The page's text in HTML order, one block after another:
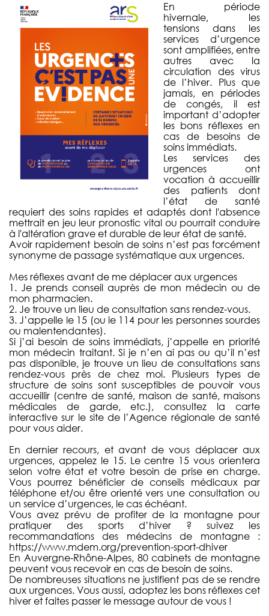
En période
hivernale, les
tensions dans les
services d’urgence
sont amplifiées, entre
autres avec la
circulation des virus
de l’hiver. Plus que
jamais, en périodes
de congés, il est
important d’adopter
les bons réflexes en
cas de besoins de
soins immédiats.
Les services des
urgences ont
vocation à accueillir
des patients dont
l’état de santé
requiert des soins rapides et adaptés dont l'absence
mettrait en jeu leur pronostic vital ou pourrait conduire
à l'altération grave et durable de leur état de santé.
Avoir rapidement besoin de soins n’est pas forcément
synonyme de passage systématique aux urgences.
Mes réflexes avant de me déplacer aux urgences
1. Je prends conseil auprès de mon médecin ou de
mon pharmacien.
2. Je trouve un lieu de consultation sans rendez-vous.
3. J’appelle le 15 (ou le 114 pour les personnes sourdes
ou malentendantes).
Si j’ai besoin de soins immédiats, j’appelle en priorité
mon médecin traitant. Si je n’en ai pas ou qu’il n’est
pas disponible, je trouve un lieu de consultations sans
rendez-vous près de chez moi. Plusieurs types de
structure de soins sont susceptibles de pouvoir vous
accueillir (centre de santé, maison de santé, maisons
médicales de garde, etc.), consultez la carte
interactive sur le site de l’Agence régionale de santé
pour vous aider.
En dernier recours, et avant de vous déplacer aux
urgences, appelez le 15. Le centre 15 vous orientera
selon votre état et votre besoin de prise en charge.
Vous pourrez bénéficier de conseils médicaux par
téléphone et/ou être orienté vers une consultation ou
un service d’urgences, le cas échéant.
Vous avez prévu de profiter de la montagne pour
pratiquer des sports d’hiver ? suivez les
recommandations des médecins de montagne :
https://www.mdem.org/prevention-sport-dhiver
En Auvergne-Rhône-Alpes, 80 cabinets de montagne
peuvent vous recevoir en cas de besoin de soins.
De nombreuses situations ne justifient pas de se rendre
aux urgences. Vous aussi, adoptez les bons réflexes cet
hiver et faites passer le message autour de vous !